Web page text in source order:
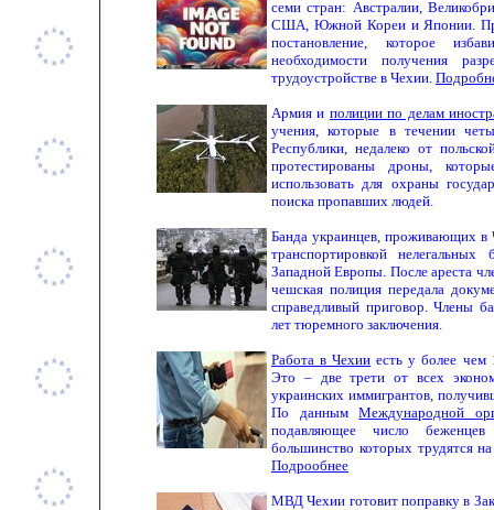
семи стран: Австралии,
США, Южной Кореи и Японии.
постановление, которое
необходимости получения
трудоустройстве в Чехии.
Армия и полиции по делам
учения, которые в течении
Республики, недалеко от
протестированы дроны,
использовать для охраны
поиска пропавших людей.
Банда украинцев, проживающих в
транспортировкой
Западной Европы. После ареста
чешская полиция передала
справедливый приговор. Члены
лет тюремного заключения.
Работа в Чехии есть у более чем
Это – две трети от всех
украинских иммигрантов,
По даннымМеждународной
подавляющее число
большинство которых трудятся
Подрообнее
МВД Чехии готовит поправку в